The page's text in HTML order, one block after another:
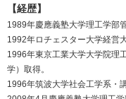
【経歴】
1989年慶應義塾大学理工学部
1992年ロチェスター大学経営
1996年東京工業大学大学院理
学）取得。
1996年筑波大学社会工学系・